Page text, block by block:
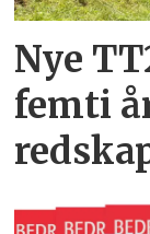
Nye
femti